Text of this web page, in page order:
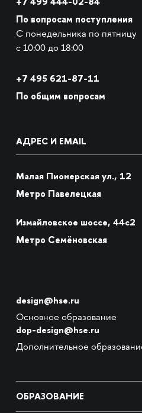
По вопросам поступления
С понедельника по пятницу
с 10:00 до 18:00
+7 495 621-87-11
По общим вопросам
АДРЕС И EMAIL
Малая Пионерская ул., 12
Метро Павелецкая
Измайловское шоссе, 44с2
Метро Семёновская
design@hse.ru
Основное образование
dop-design@hse.ru
Дополнительное
ОБРАЗОВАНИЕ